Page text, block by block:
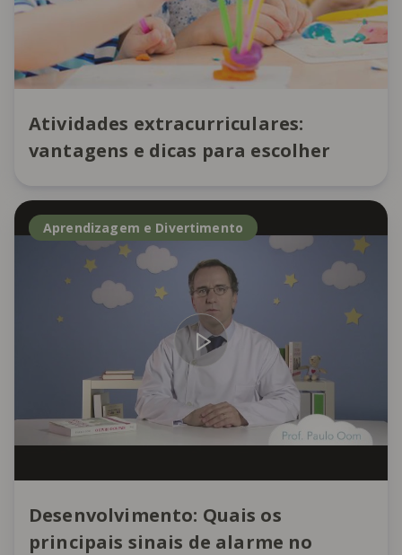
Atividades extracurriculares:
vantagens e dicas para escolher
Aprendizagem e Divertimento
Desenvolvimento: Quais os
principais sinais de alarme no